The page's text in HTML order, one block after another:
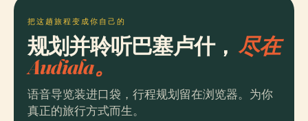
把这趟旅程变成你自己的
规划并聆听巴塞卢什，尽在
Audiala。
语音导览装进口袋，行程规划留在浏览器。为你
真正的旅行方式而生。